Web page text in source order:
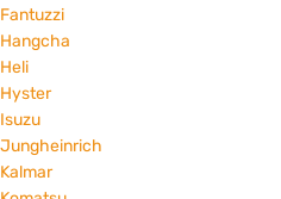
Fantuzzi
Hangcha
Heli
Hyster
Isuzu
Jungheinrich
Kalmar